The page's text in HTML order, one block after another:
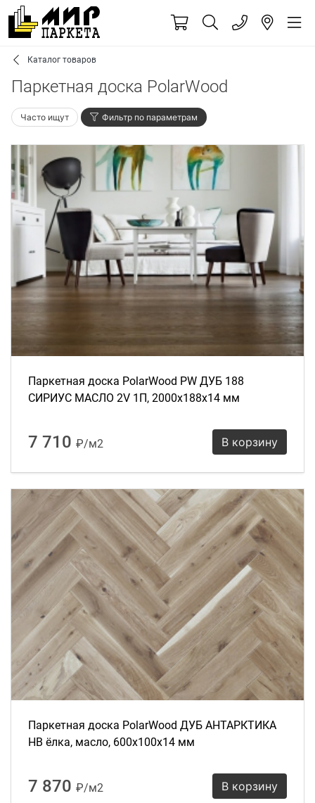
Каталог товаров
Паркетная доска PolarWood
Часто ищут Фильтр по параметрам
Паркетная доска PolarWood PW ДУБ 188
СИРИУС МАСЛО 2V 1П, 2000х188х14 мм
7 710 ₽/м2 В корзину
Паркетная доска PolarWood ДУБ АНТАРКТИКА
HB ёлка, масло, 600х100х14 мм
7 870 ₽/м2 В корзину